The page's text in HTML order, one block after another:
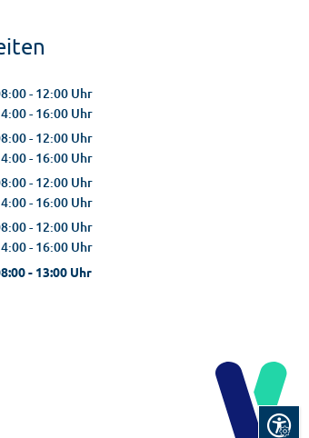
-12:00 Uhr
08:00 bis 12:00 Uhr
-16:00 Uhr
14:00 bis 16:00 Uhr
-12:00 Uhr
08:00 bis 12:00 Uhr
-16:00 Uhr
14:00 bis 16:00 Uhr
-12:00 Uhr
08:00 bis 12:00 Uhr
-16:00 Uhr
14:00 bis 16:00 Uhr
-12:00 Uhr
08:00 bis 12:00 Uhr
-16:00 Uhr
14:00 bis 16:00 Uhr
- 13:00 Uhr